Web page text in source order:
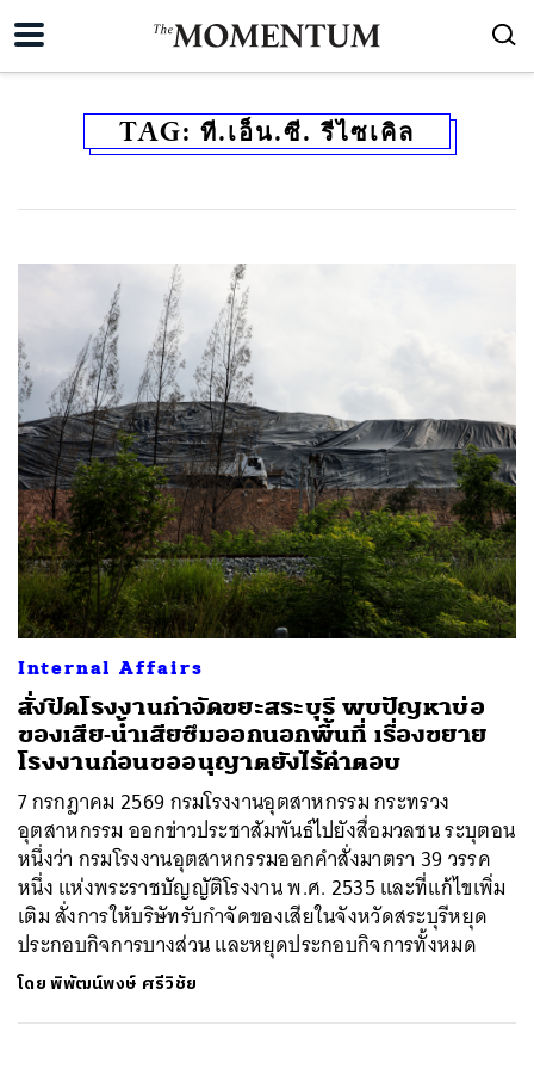
TAG: ที.เอ็น.ซี. รีไซเคิล
Internal Affairs
สั่งปิดโรงงานกำจัดขยะสระบุรี พบปัญหาบ่อ
ของเสีย-น้ำเสียซึมออกนอกพื้นที่ เรื่องขยาย
โรงงานก่อนขออนุญาตยังไร้คำตอบ
7 กรกฎาคม 2569 กรมโรงงานอุตสาหกรรม กระทรวง
อุตสาหกรรม ออกข่าวประชาสัมพันธ์ไปยังสื่อมวลชน ระบุตอน
หนึ่งว่า กรมโรงงานอุตสาหกรรมออกคำสั่งมาตรา 39 วรรค
หนึ่ง แห่งพระราชบัญญัติโรงงาน พ.ศ. 2535 และที่แก้ไขเพิ่ม
เติม สั่งการให้บริษัทรับกำจัดของเสียในจังหวัดสระบุรีหยุด
ประกอบกิจการบางส่วน และหยุดประกอบกิจการทั้งหมด
โดยพิพัฒน์พงษ์ ศรีวิชัย
ค้นหา
SHARE TWEET